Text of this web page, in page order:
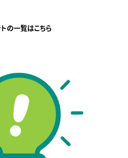
の一覧はこちら